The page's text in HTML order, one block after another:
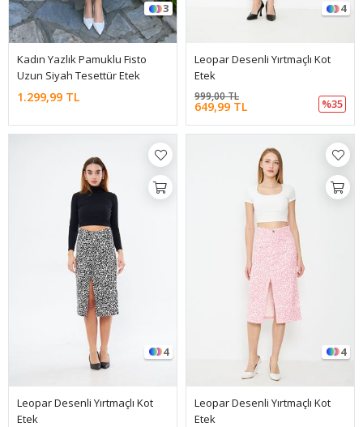
3
Kadın Yazlık Pamuklu Fisto
Uzun Siyah Tesettür Etek
1.299,99 TL
4
Leopar Desenli Yırtmaçlı Kot
Etek
649,99 TL
999,00 TL
%35
4
Leopar Desenli Yırtmaçlı Kot
Etek
4
Leopar Desenli Yırtmaçlı Kot
Etek